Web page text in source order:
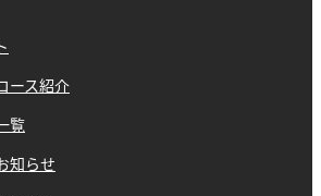
ース紹介
覧
知らせ